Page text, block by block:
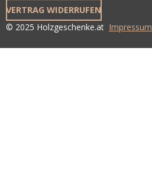
VERTRAG WIDERRUFEN
© 2025 Holzgeschenke.at Impressum